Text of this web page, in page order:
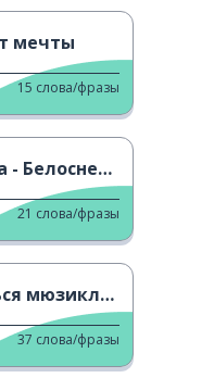
мечты
15 слова/фразы
21 слова/фразы
мюзиклами
37 слова/фразы